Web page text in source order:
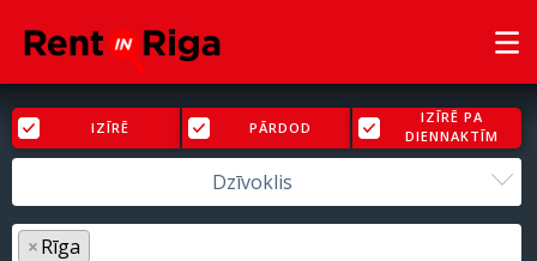
IZĪRĒ PĀRDOD
IZĪRĒ PA
DIENNAKTĪM
Dzīvoklis
×Rīga